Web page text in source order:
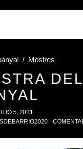
/ Mostres
DEL
5, 2021